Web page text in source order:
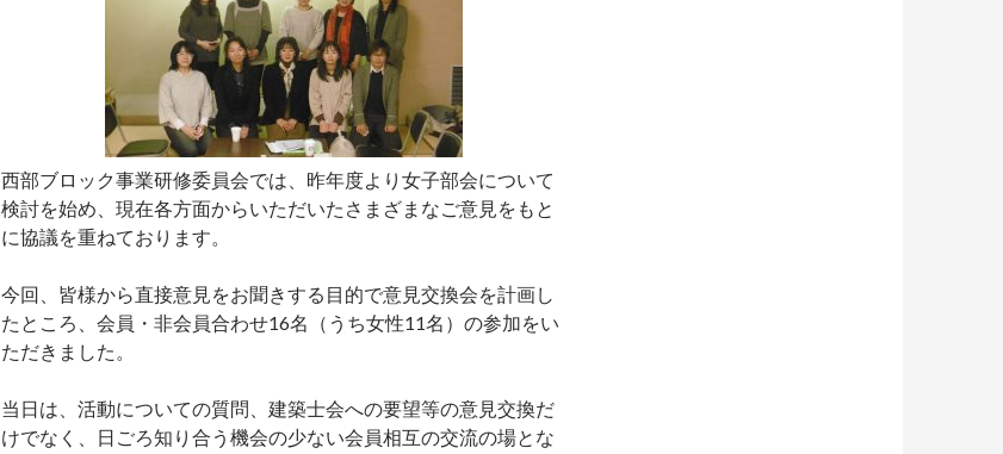
西部ブロック事業研修委員会では、昨年度より女子部会について
検討を始め、現在各方面からいただいたさまざまなご意見をもと
に協議を重ねております。
今回、皆様から直接意見をお聞きする目的で意見交換会を計画し
たところ、会員・非会員合わせ16名（うち女性11名）の参加をい
ただきました。
当日は、活動についての質問、建築士会への要望等の意見交換だ
けでなく、日ごろ知り合う機会の少ない会員相互の交流の場とな